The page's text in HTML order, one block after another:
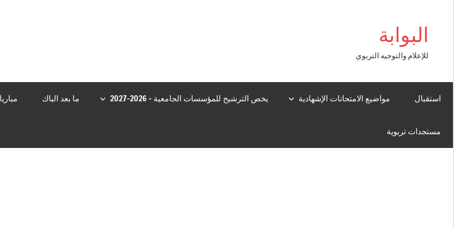
البوابة
للإعلام والتوجيه التربوي
استقبال مواضيع الامتحانات الإشهادية يخص الترشيح للمؤسسات الجامعية – 2026-2027 ما بعد الباك
مستجدات تربوية